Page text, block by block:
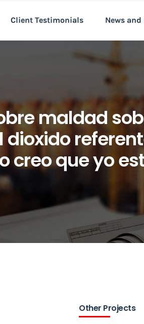
Client Testimonials News and
maldad
creo que yo
Other Projects